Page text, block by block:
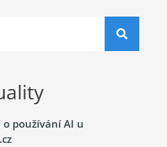
používání AI u